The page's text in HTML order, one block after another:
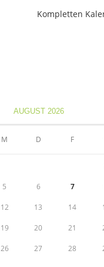
Kompletten
AUGUST 2026
M D F
5 6 7
12 13 14
19 20 21
26 27 28